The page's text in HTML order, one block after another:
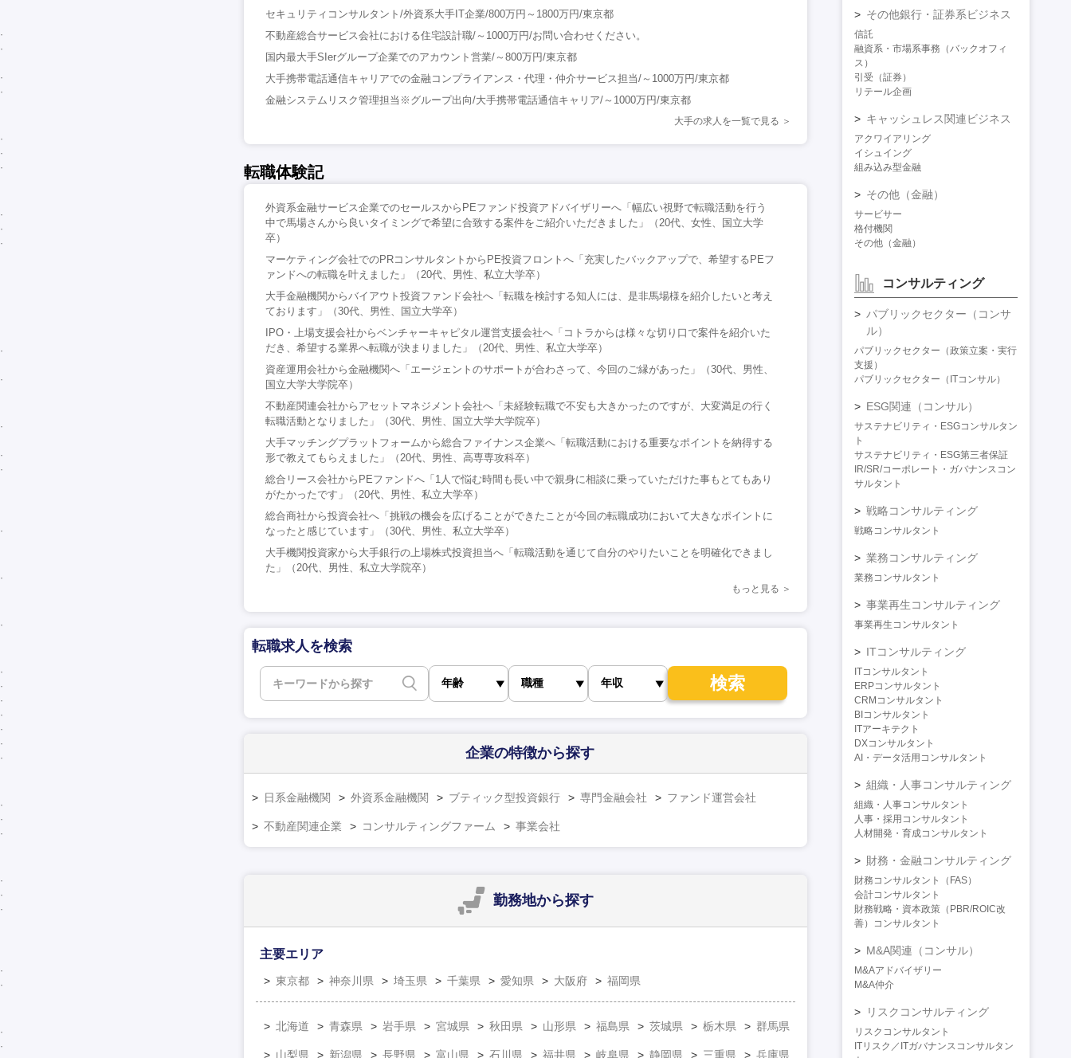
セキュリティコンサルタント/外資系大手IT企業/800万円～1800万円/東京都
不動産総合サービス会社における住宅設計職/～1000万円/お問い合わせください。
国内最大手SIerグループ企業でのアカウント営業/～800万円/東京都
大手携帯電話通信キャリアでの金融コンプライアンス・代理・仲介サービス担当/～1000万円/東京都
金融システムリスク管理担当※グループ出向/大手携帯電話通信キャリア/～1000万円/東京都
大手の求人を一覧で見る
転職体験記
外資系金融サービス企業でのセールスからPEファンド投資アドバイザリーへ「幅広い視野で転職活動を行う
中で馬場さんから良いタイミングで希望に合致する案件をご紹介いただきました」（20代、女性、国立大学
卒）
マーケティング会社でのPRコンサルタントからPE投資フロントへ「充実したバックアップで、希望するPEフ
ァンドへの転職を叶えました」（20代、男性、私立大学卒）
大手金融機関からバイアウト投資ファンド会社へ「転職を検討する知人には、是非馬場様を紹介したいと考え
ております」（30代、男性、国立大学卒）
IPO・上場支援会社からベンチャーキャピタル運営支援会社へ「コトラからは様々な切り口で案件を紹介いた
だき、希望する業界へ転職が決まりました」（20代、男性、私立大学卒）
資産運用会社から金融機関へ「エージェントのサポートが合わさって、今回のご縁があった」（30代、男性、
国立大学大学院卒）
不動産関連会社からアセットマネジメント会社へ「未経験転職で不安も大きかったのですが、大変満足の行く
転職活動となりました」（30代、男性、国立大学大学院卒）
大手マッチングプラットフォームから総合ファイナンス企業へ「転職活動における重要なポイントを納得する
形で教えてもらえました」（20代、男性、高専専攻科卒）
総合リース会社からPEファンドへ「1人で悩む時間も長い中で親身に相談に乗っていただけた事もとてもあり
がたかったです」（20代、男性、私立大学卒）
総合商社から投資会社へ「挑戦の機会を広げることができたことが今回の転職成功において大きなポイントに
なったと感じています」（30代、男性、私立大学卒）
大手機関投資家から大手銀行の上場株式投資担当へ「転職活動を通じて自分のやりたいことを明確化できまし
た」（20代、男性、私立大学院卒）
もっと見る
転職求人を検索
検索
企業の特徴から探す
日系金融機関 外資系金融機関 ブティック型投資銀行 専門金融会社 ファンド運営会社
不動産関連企業 コンサルティングファーム 事業会社
勤務地から探す
主要エリア
東京都 神奈川県 埼玉県 千葉県 愛知県 大阪府 福岡県
北海道 青森県 岩手県 宮城県 秋田県 山形県 福島県 茨城県 栃木県 群馬県
山梨県 新潟県 長野県 富山県 石川県 福井県 岐阜県 静岡県 三重県 兵庫県
その他銀行・証券系ビジネス
信託
融資系・市場系事務（バックオフィ
ス）
引受（証券）
リテール企画
キャッシュレス関連ビジネス
アクワイアリング
イシュイング
組み込み型金融
その他（金融）
サービサー
格付機関
その他（金融）
コンサルティング
パブリックセクター（コンサ
ル）
パブリックセクター（政策立案・実行
支援）
パブリックセクター（ITコンサル）
ESG関連（コンサル）
サステナビリティ・ESGコンサルタン
ト
サステナビリティ・ESG第三者保証
IR/SR/コーポレート・ガバナンスコン
サルタント
戦略コンサルティング
戦略コンサルタント
業務コンサルティング
業務コンサルタント
事業再生コンサルティング
事業再生コンサルタント
ITコンサルティング
ITコンサルタント
ERPコンサルタント
CRMコンサルタント
BIコンサルタント
ITアーキテクト
DXコンサルタント
AI・データ活用コンサルタント
組織・人事コンサルティング
組織・人事コンサルタント
人事・採用コンサルタント
人材開発・育成コンサルタント
財務・金融コンサルティング
財務コンサルタント（FAS）
会計コンサルタント
財務戦略・資本政策（PBR/ROIC改
善）コンサルタント
M&A関連（コンサル）
M&Aアドバイザリー
M&A仲介
リスクコンサルティング
リスクコンサルタント
ITリスク／ITガバナンスコンサルタン